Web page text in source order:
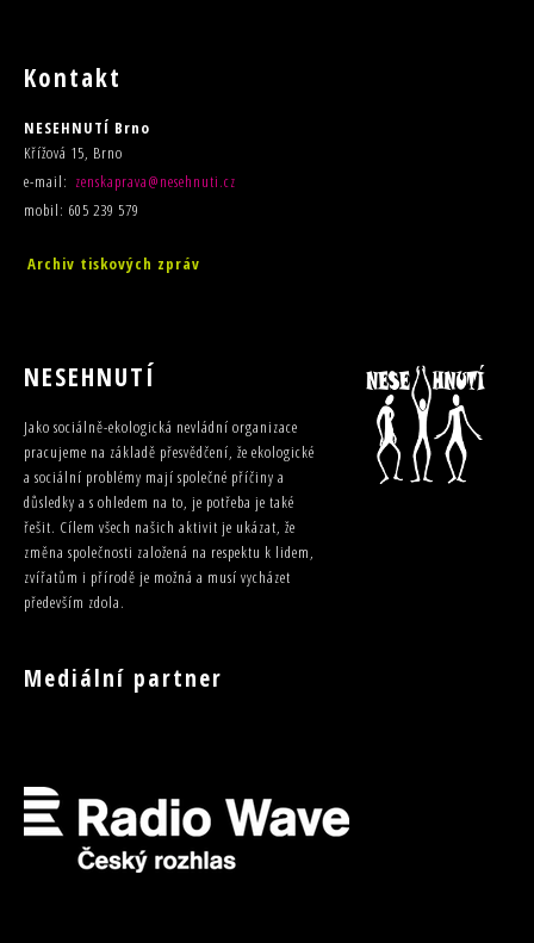
Kontakt
NESEHNUTÍ Brno
Křížová 15, Brno
e-mail: zenskaprava@nesehnuti.cz
mobil: 605 239 579
Archiv tiskových zpráv
NESEHNUTÍ
Jako sociálně-ekologická nevládní organizace
pracujeme na základě přesvědčení, že ekologické
a sociální problémy mají společné příčiny a
důsledky a s ohledem na to, je potřeba je také
řešit. Cílem všech našich aktivit je ukázat, že
změna společnosti založená na respektu k lidem,
zvířatům i přírodě je možná a musí vycházet
především zdola.
Mediální partner